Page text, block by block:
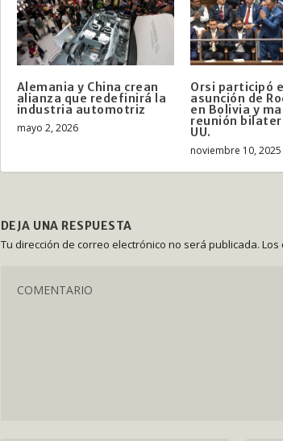
Alemania y China crean
alianza que redefinirá la
industria automotriz
mayo 2, 2026
Orsi participó
asunción de
en Bolivia y
reunión
UU.
noviembre 10, 2025
DEJA UNA RESPUESTA
Tu dirección de correo electrónico no será publicada. Los